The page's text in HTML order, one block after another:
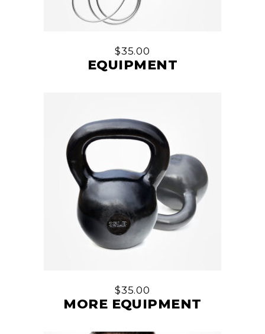
$35.00
EQUIPMENT
$35.00
MORE EQUIPMENT